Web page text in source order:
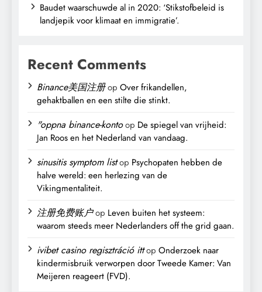
Baudet waarschuwde al in 2020: ‘Stikstofbeleid is
landjepik voor klimaat en immigratie’.
Recent Comments
Binance美国注册op Over frikandellen,
gehaktballen en een stilte die stinkt.
"oppna binance-kontoop De spiegel van vrijheid:
Jan Roos en het Nederland van vandaag.
sinusitis symptom listop Psychopaten hebben de
halve wereld: een herlezing van de
Vikingmentaliteit.
注册免费账户op Leven buiten het systeem:
waarom steeds meer Nederlanders off the grid gaan.
ivibet casino regisztráció ittop Onderzoek naar
kindermisbruik verworpen door Tweede Kamer: Van
Meijeren reageert (FVD).